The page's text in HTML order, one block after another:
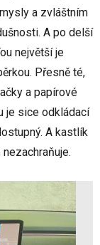
a zvláštním
A po delší
největší je
Přesně té,
a papírové
je sice odkládací
A kastlík